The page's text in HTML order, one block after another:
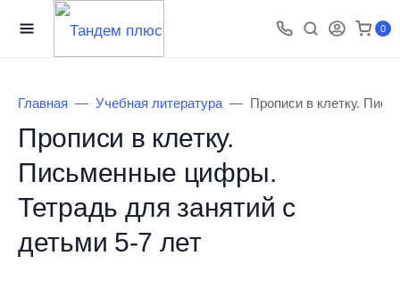
0
Главная Учебная литература Прописи в клетку.
Прописи в клетку.
Письменные цифры.
Тетрадь для занятий с
детьми 5-7 лет